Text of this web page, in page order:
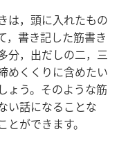
は，頭に入れたもの
，書き記した筋書き
分，出だしの二，三
めくくりに含めたい
ょう。そのような筋
い話になることな
ができます。